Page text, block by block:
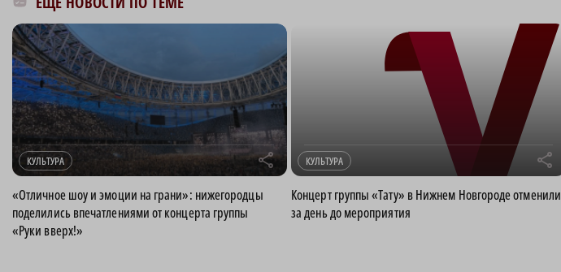
КУЛЬТУРА r
«Отличное шоу и эмоции на грани»: нижегородцы
поделились впечатлениями от концерта группы
«Руки вверх!»
КУЛЬТУРА r
Концерт группы «Тату» в Нижнем Новгороде отменили
за день до мероприятия